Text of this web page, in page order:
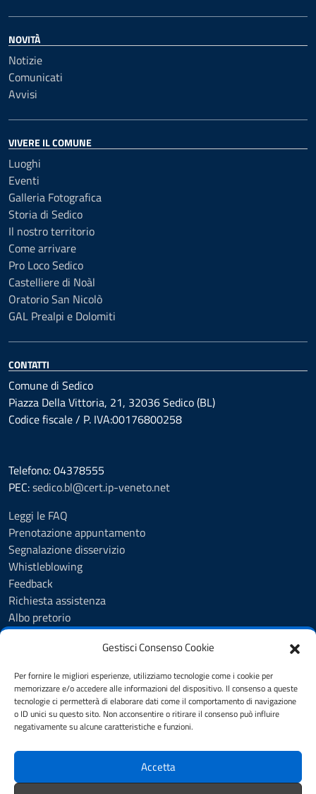
Gestisci Consenso Cookie
Per fornire le migliori esperienze, utilizziamo tecnologie come i cookie per
memorizzare e/o accedere alle informazioni del dispositivo. Il consenso a queste
tecnologie ci permetterà di elaborare dati come il comportamento di navigazione
o ID unici su questo sito. Non acconsentire o ritirare il consenso può influire
negativamente su alcune caratteristiche e funzioni.
Accetta
NOVITÀ
Notizie
Comunicati
Avvisi
VIVERE IL COMUNE
Luoghi
Eventi
Galleria Fotografica
Storia di Sedico
Il nostro territorio
Come arrivare
Pro Loco Sedico
Castelliere di Noàl
Oratorio San Nicolò
GAL Prealpi e Dolomiti
CONTATTI
Comune di Sedico
Piazza Della Vittoria, 21, 32036 Sedico (BL)
Codice fiscale / P. IVA:00176800258
Telefono: 04378555
PEC:sedico.bl@cert.ip-veneto.net
Leggi le FAQ
Prenotazione appuntamento
Segnalazione disservizio
Whistleblowing
Feedback
Richiesta assistenza
Albo pretorio
Amministrazione trasparente
Trattamento dati personali
Dichiarazione di accessibilità
SEGUICI SU
Facebook